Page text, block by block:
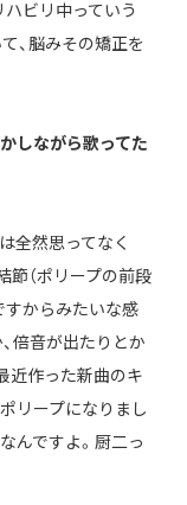
ビリ中っていう
、脳みその矯正を
しながら歌ってた
全然思ってなく
節（ポリープの前段
すからみたいな感
倍音が出たりとか
近作った新曲のキ
リープになりまし
んですよ。厨二っ